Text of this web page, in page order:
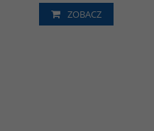
ZOBACZ